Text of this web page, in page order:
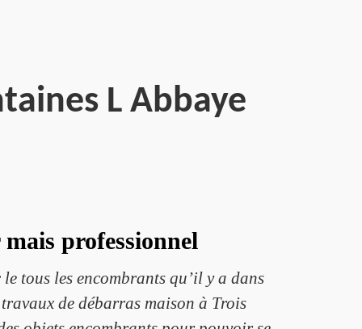
L Abbaye
professionnel
tous les encombrants qu’il y a dans
de débarras maison à Trois